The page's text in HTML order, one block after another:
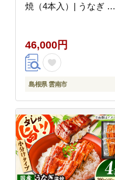
焼（4本入）| うなぎ タ
雲南市/有限会社石田魚
店 [AICQ010]
46,000円
島根県 雲南市